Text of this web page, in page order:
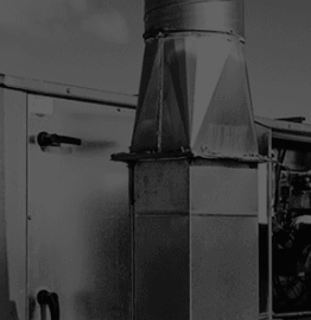
& climatisation